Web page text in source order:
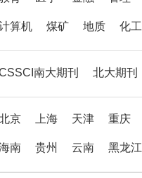
算机 煤矿 地质 化工
南大期刊 北大期刊
京 上海 天津 重庆
南 贵州 云南 黑龙江